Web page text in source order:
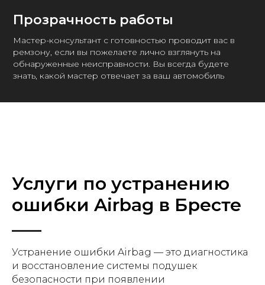
Прозрачность работы
Мастер-консультант с готовностью проводит вас в
ремзону, если вы пожелаете лично взглянуть на
обнаруженные неисправности. Вы всегда будете
знать, какой мастер отвечает за ваш автомобиль
Услуги по устранению
ошибки Airbag в Бресте
Устранение ошибки Airbag — это диагностика
и восстановление системы подушек
безопасности при появлении